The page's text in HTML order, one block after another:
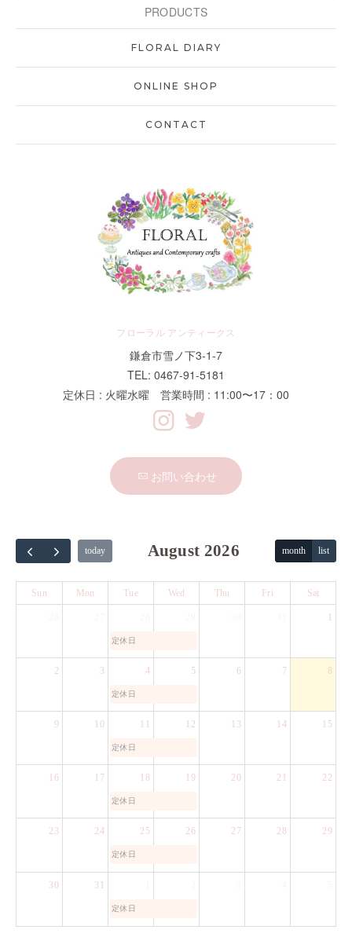
PRODUCTS
FLORAL DIARY
ONLINE SHOP
CONTACT
フローラル アンティークス
鎌倉市雪ノ下3-1-7
TEL: 0467-91-5181
定休日 : 火曜水曜 営業時間 : 11:00〜17：00
お問い合わせ
today August 2026 month list
Sun Mon Tue Wed Thu Fri Sat
定休日
1
2 3 4
定休日
5 6 7 8
9 10 11
定休日
12 13 14 15
16 17 18
定休日
19 20 21 22
23 24 25
定休日
26 27 28 29
30 31
定休日